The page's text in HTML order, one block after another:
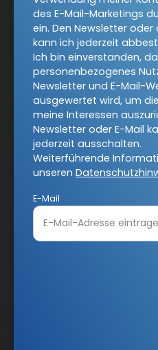
Religion & Spiritualität
Herder
Stimmen der Zeit
Ideenwerkstatt
Anzeiger für die
Gemeinsam
Kundenservice
des E-Mail-Marketings
ein. Den Newsletter
kann ich jederzeit
Ich bin einverstanden,
personenbezogenes
Newsletter und E-Mail-
ausgewertet wird, um
meine Interessen
Newsletter oder E-Mail
jederzeit ausschalten.
Weiterführende
unseren
E-Mail